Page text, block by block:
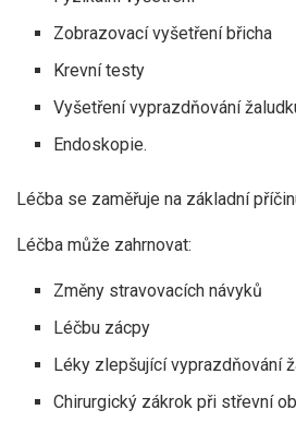
Zobrazovací vyšetření břicha
Krevní testy
Vyšetření vyprazdňování
Endoskopie.
Léčba se zaměřuje na základní
Léčba může zahrnovat:
Změny stravovacích návyků
Léčbu zácpy
Léky zlepšující vyprazdňování
Chirurgický zákrok při střevní